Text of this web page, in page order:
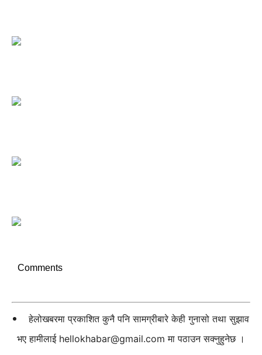
Comments
हेलोखबरमा प्रकाशित कुनै पनि सामग्रीबारे केही गुनासो तथा सुझाव
भए हामीलाई hellokhabar@gmail.com मा पठाउन सक्नुहुनेछ ।